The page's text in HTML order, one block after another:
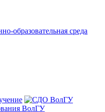
образовательная среда
ВолГУ